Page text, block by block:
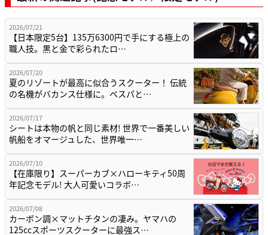
2026/07/21
【日本限定5台】135万6300円で手にする極上の
職人技。黒と金で彩られたロ…
2026/07/20
夏のリゾートが最高に似合うスクーター！ 伝統
の名機がバカンス仕様に。ベスパと…
2026/07/17
シートは本物の帆と同じ素材! 世界で一番美しい
帆船をオマージュした、世界唯一…
2026/07/10
【在庫限り】スーパーカブ×ハローキティ50周
年記念モデル! 大人可愛いコラボ…
2026/07/08
カーボン調×マットチタンの凄み。ヤマハの
125ccスポーツスクーターに最強ス…